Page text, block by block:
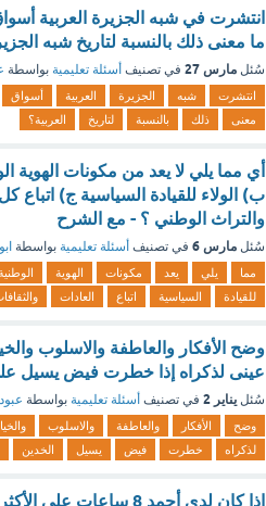
انتشرت في شبه الجزيرة العربية
ما معنى ذلك بالنسبة لتاريخ شبه
سُئل مارس 27 في تصنيف أسئلة تعليمية بواسطة
انتشرت شبه الجزيرة العربية أسواق
معنى
ذلك بالنسبة لتاريخ العربية؟
أي مما يلي لا يعد من مكونات الهوية
ب) الولاء للقيادة السياسية ج) اتباع
والتراث الوطني ؟ - مع الشرح
سُئل مارس 6 في تصنيف أسئلة تعليمية بواسطة
مما يلي يعد مكونات الهوية
للقيادة
السياسية اتباع العادات
وضح الأفكار والعاطفة والاسلوب
عينى لذكراه إذا خطرت فيض يسيل
سُئل يناير 2 في تصنيف أسئلة تعليمية بواسطة عبود
وضح الأفكار والعاطفة والاسلوب
لذكراه
خطرت فيض يسيل الخدين
إذا كان لدى أحمد 8